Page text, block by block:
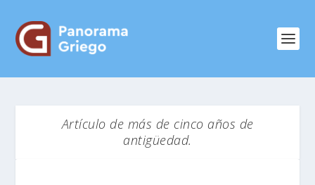
Artículo de más de cinco años de
antigüedad.